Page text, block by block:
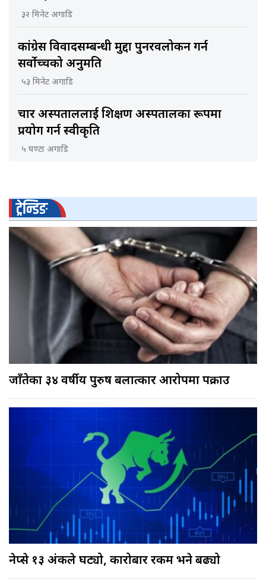
३२ मिनेट अगाडि
कांग्रेस विवादसम्बन्धी मुद्दा पुनरवलोकन गर्न
सर्वोच्चको अनुमति
५३ मिनेट अगाडि
चार अस्पताललाई शिक्षण अस्पतालका रूपमा
प्रयोग गर्न स्वीकृति
५ घण्टा अगाडि
ट्रेन्डिङ
जाँतेका ३४ वर्षीय पुरुष बलात्कार आरोपमा पक्राउ
नेप्से १३ अंकले घट्यो, कारोबार रकम भने बढ्यो